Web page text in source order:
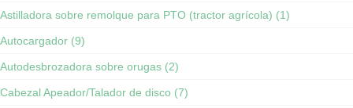
Astilladora sobre remolque para PTO (tractor agrícola) (1)
Autocargador (9)
Autodesbrozadora sobre orugas (2)
Cabezal Apeador/Talador de disco (7)